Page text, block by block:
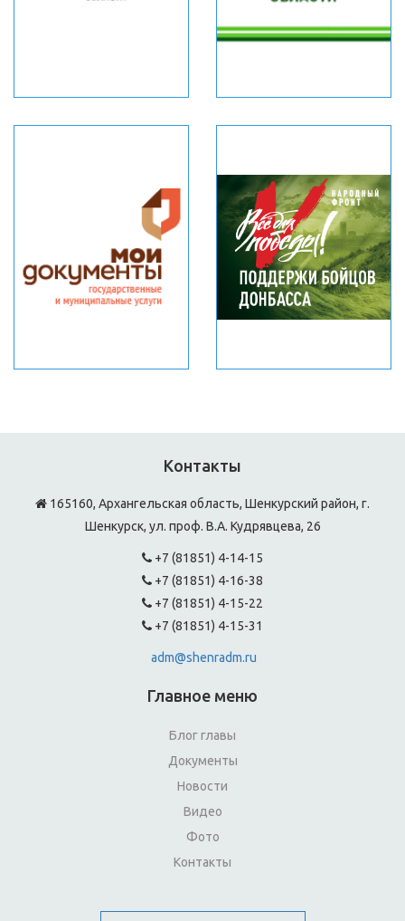
Контакты
165160, Архангельская область, Шенкурский район, г.
Шенкурск, ул. проф. В.А. Кудрявцева, 26
+7 (81851) 4-14-15
+7 (81851) 4-16-38
+7 (81851) 4-15-22
+7 (81851) 4-15-31
adm@shenradm.ru
Главное меню
Блог главы
Документы
Новости
Видео
Фото
Контакты